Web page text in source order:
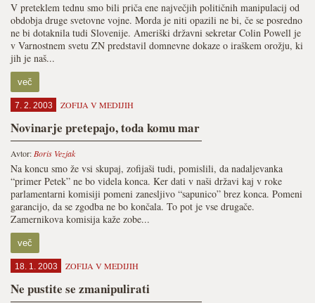
V preteklem tednu smo bili priča ene največjih političnih manipulacij od
obdobja druge svetovne vojne. Morda je niti opazili ne bi, če se posredno
ne bi dotaknila tudi Slovenije. Ameriški državni sekretar Colin Powell je
v Varnostnem svetu ZN predstavil domnevne dokaze o iraškem orožju, ki
jih je naš...
več
7. 2. 2003 ZOFIJA V MEDIJIH
Novinarje pretepajo, toda komu mar
Avtor: Boris Vezjak
Na koncu smo že vsi skupaj, zofijaši tudi, pomislili, da nadaljevanka
“primer Petek” ne bo videla konca. Ker dati v naši državi kaj v roke
parlamentarni komisiji pomeni zanesljivo “sapunico” brez konca. Pomeni
garancijo, da se zgodba ne bo končala. To pot je vse drugače.
Zamernikova komisija kaže zobe...
več
18. 1. 2003 ZOFIJA V MEDIJIH
Ne pustite se zmanipulirati